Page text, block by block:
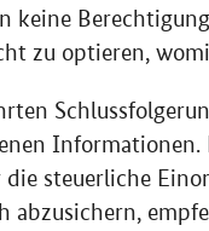
keine
zu optieren,
steuerliche
abzusichern,